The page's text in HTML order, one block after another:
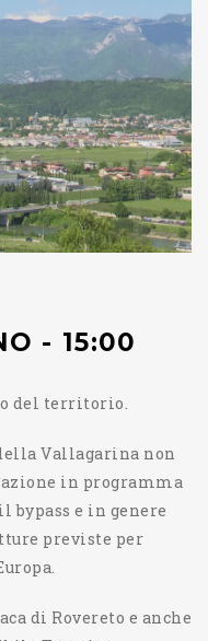
- 15:00
del territorio.
Vallagarina non
in programma
bypass e in genere
previste per
di Rovereto e anche